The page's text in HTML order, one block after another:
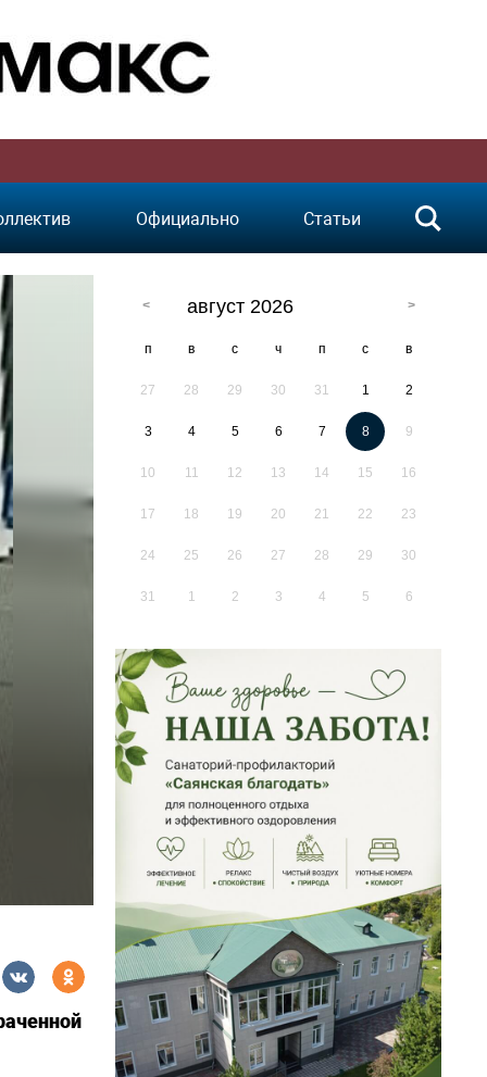
Официально Статьи
август 2026
п в с ч п с в
27 28 29 30 31 1 2
3 4 5 6 7 8 9
10 11 12 13 14 15 16
17 18 19 20 21 22 23
24 25 26 27 28 29 30
31 1 2 3 4 5 6